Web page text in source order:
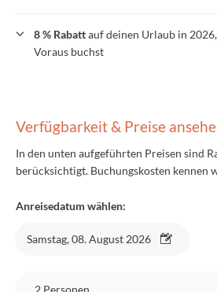
8 % Rabattauf deinen Urlaub in
Voraus buchst
Verfügbarkeit & Preise
In den unten aufgeführten Preisen sind
berücksichtigt. Buchungskosten kennen
Anreisedatum wählen:
Samstag, 08. August 2026